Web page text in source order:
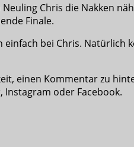
Chris die Nakken
Finale.
bei Chris.
einen Kommentar zu
oder Facebook.